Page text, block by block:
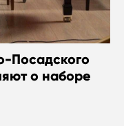
Посадского
о наборе